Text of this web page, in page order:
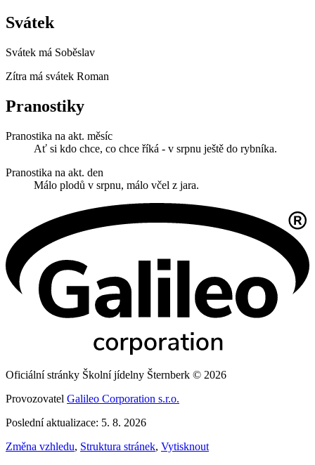
Svátek
Svátek má Soběslav
Zítra má svátek Roman
Pranostiky
Pranostika na akt. měsíc
Ať si kdo chce, co chce říká - v srpnu ještě do rybníka.
Pranostika na akt. den
Málo plodů v srpnu, málo včel z jara.
Oficiální stránky Školní jídelny Šternberk © 2026
Provozovatel Galileo Corporation s.r.o.
Poslední aktualizace: 5. 8. 2026
Změna vzhledu, Struktura stránek, Vytisknout